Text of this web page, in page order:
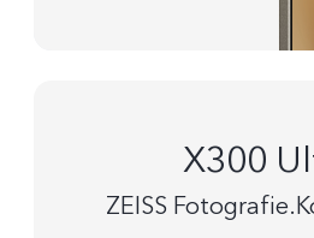
X300
ZEISS